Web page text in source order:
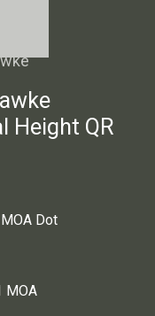
Height QR
Dot
МОА